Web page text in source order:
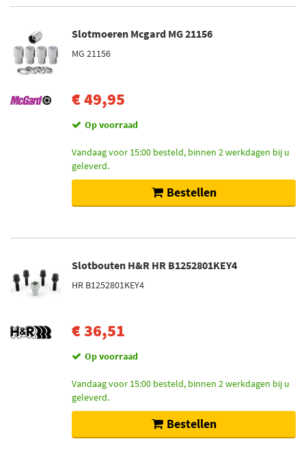
Slotmoeren Mcgard MG 21156
MG 21156
€ 49,95
Op voorraad
Vandaag voor 15:00 besteld, binnen 2 werkdagen bij u
geleverd.
Bestellen
Slotbouten H&R HR B1252801KEY4
HR B1252801KEY4
€ 36,51
Op voorraad
Vandaag voor 15:00 besteld, binnen 2 werkdagen bij u
geleverd.
Bestellen